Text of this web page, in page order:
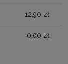
12,90 zł
0,00 zł